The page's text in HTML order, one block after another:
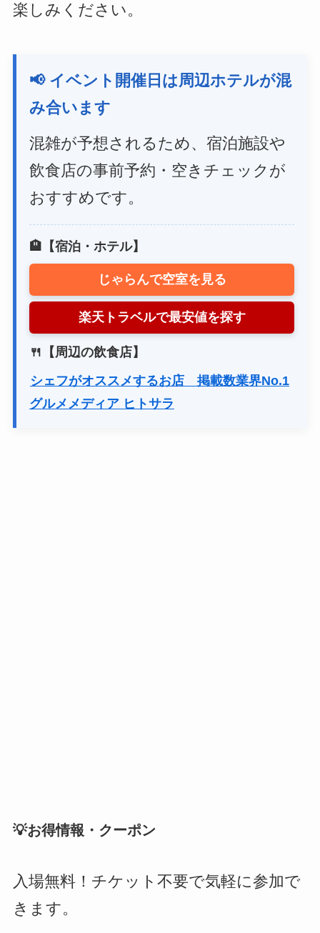
楽しみください。
📢 イベント開催日は周辺ホテルが混
み合います
混雑が予想されるため、宿泊施設や
飲食店の事前予約・空きチェックが
おすすめです。
🏨【宿泊・ホテル】
じゃらんで空室を見る
楽天トラベルで最安値を探す
🍴【周辺の飲食店】
シェフがオススメするお店 掲載数業界No.1
グルメメディア ヒトサラ
💡お得情報・クーポン
入場無料！チケット不要で気軽に参加で
きます。